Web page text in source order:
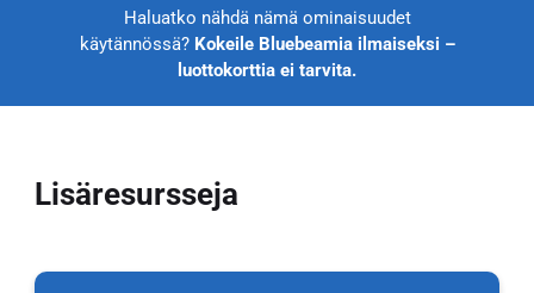
Haluatko nähdä nämä ominaisuudet
käytännössä? Kokeile Bluebeamia ilmaiseksi –
luottokorttia ei tarvita.
Lisäresursseja